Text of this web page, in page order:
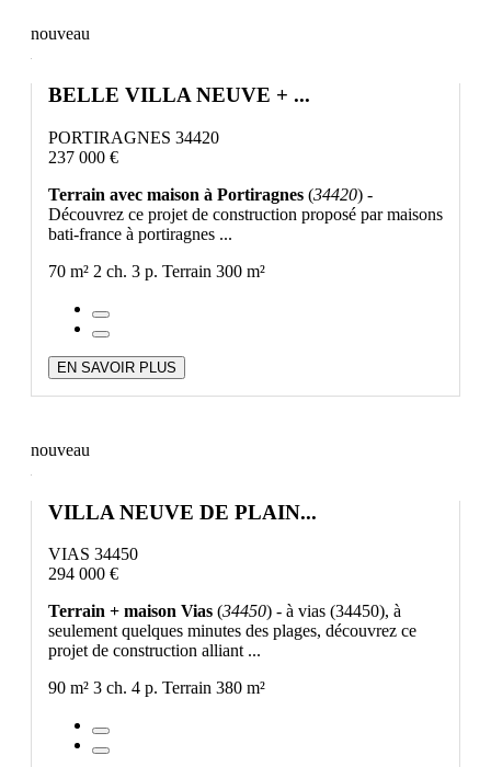
nouveau
BELLE VILLA NEUVE + ...
PORTIRAGNES 34420
237 000 €
Terrain avec maison à Portiragnes (34420) -
Découvrez ce projet de construction proposé par maisons
bati-france à portiragnes ...
70 m² 2 ch. 3 p. Terrain 300 m²
EN SAVOIR PLUS
nouveau
VILLA NEUVE DE PLAIN...
VIAS 34450
294 000 €
Terrain + maison Vias (34450) - à vias (34450), à
seulement quelques minutes des plages, découvrez ce
projet de construction alliant ...
90 m² 3 ch. 4 p. Terrain 380 m²